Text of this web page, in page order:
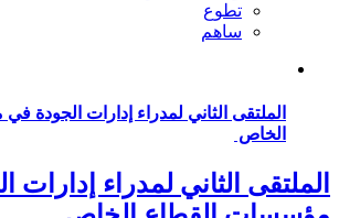
تطوع
ساهم
الملتقى الثاني لمدراء إدارات الجودة
الخاص
الملتقى الثاني لمدراء إدارات